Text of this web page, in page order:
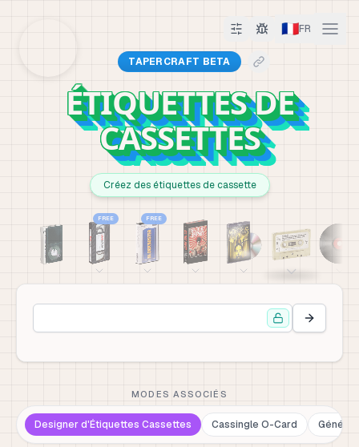
🇫🇷FR
TAPERCRAFT BETA
ÉTIQUETTES DE
CASSETTES
Créez des étiquettes de cassette
FREE FREE
MODES ASSOCIÉS
Designer d'Étiquettes Cassettes Cassingle O-Card